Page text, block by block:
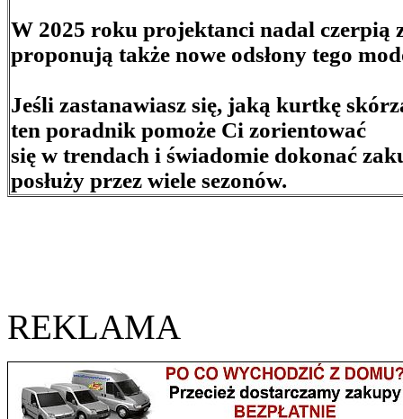
W 2025 roku projektanci nadal czerpią
proponują także nowe odsłony tego
Jeśli zastanawiasz się, jaką kurtkę
ten poradnik pomoże Ci zorientować
się w trendach i świadomie dokonać
posłuży przez wiele sezonów.
REKLAMA